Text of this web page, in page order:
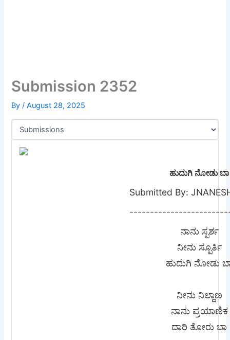
Submission 2352
By/August 28, 2025
ಹುದುಗಿ ನೋಡು ಬಾ
Submitted By:
ನಾನು ಸ್ಪರ್ಶ
ನೀನು ಸ್ಪೂರ್ತಿ
ಹುದುಗಿ ನೋಡು
ನೀನು ನಿಲ್ದಾಣ
ನಾನು ಪ್ರಯಾಣಿಕ
ದಾರಿ ತೋರು ಬಾ